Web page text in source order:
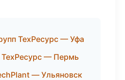
ТехРесурс — Уфа
— Пермь
— Ульяновск